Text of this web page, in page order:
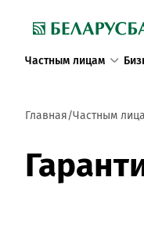
Частным лицам
Главная Частным